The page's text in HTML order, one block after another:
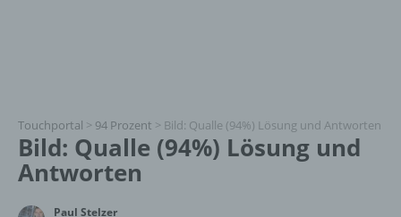
Touchportal > 94 Prozent > Bild: Qualle (94%) Lösung und Antworten
Bild: Qualle (94%) Lösung und
Antworten
Paul Stelzer